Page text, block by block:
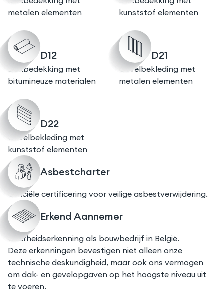
metalen elementen
kunststof elementen
D12
Dakbedekking met
bitumineuze materialen
D21
Gevelbekleding met
metalen elementen
D22
Gevelbekleding met
kunststof elementen
Asbestcharter
Officiële certificering voor veilige asbestverwijdering.
Erkend Aannemer
Overheidserkenning als bouwbedrijf in België.
Deze erkenningen bevestigen niet alleen onze
technische deskundigheid, maar ook ons vermogen
om dak- en gevelopgaven op het hoogste niveau uit
te voeren.